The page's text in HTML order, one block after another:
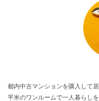
都内中古マンションを購入して
平米のワンルームで一人暮らし